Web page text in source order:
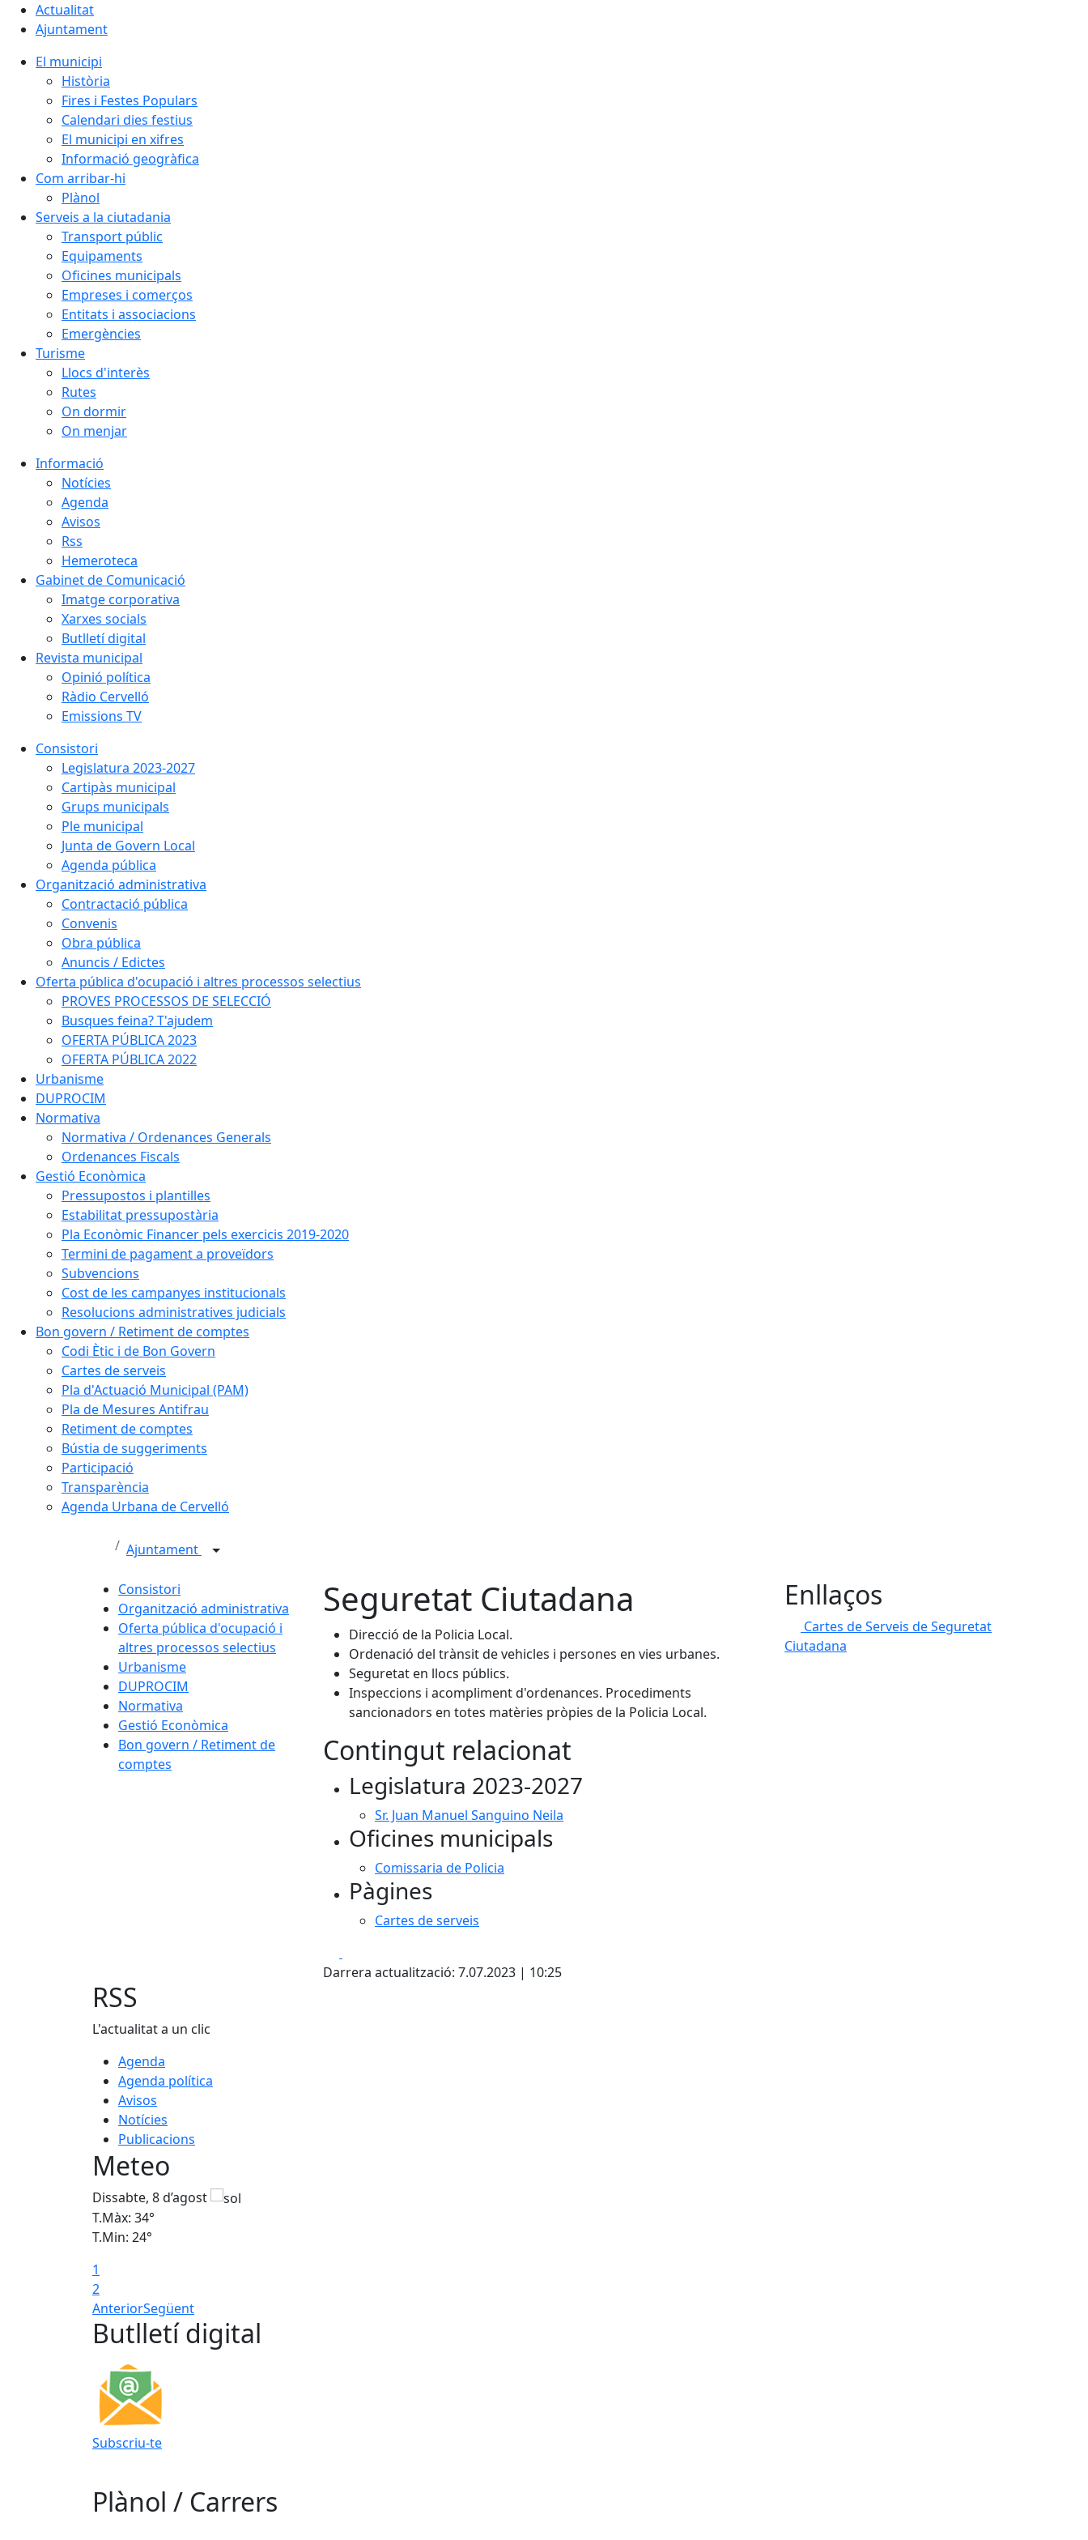
Actualitat
Ajuntament
El municipi
Història
Fires i Festes Populars
Calendari dies festius
El municipi en xifres
Informació geogràfica
Com arribar-hi
Plànol
Serveis a la ciutadania
Transport públic
Equipaments
Oficines municipals
Empreses i comerços
Entitats i associacions
Emergències
Turisme
Llocs d'interès
Rutes
On dormir
On menjar
Informació
Notícies
Agenda
Avisos
Rss
Hemeroteca
Gabinet de Comunicació
Imatge corporativa
Xarxes socials
Butlletí digital
Revista municipal
Opinió política
Ràdio Cervelló
Emissions TV
Consistori
Legislatura 2023-2027
Cartipàs municipal
Grups municipals
Ple municipal
Junta de Govern Local
Agenda pública
Organització administrativa
Contractació pública
Convenis
Obra pública
Anuncis / Edictes
Oferta pública d'ocupació i altres processos selectius
PROVES PROCESSOS DE SELECCIÓ
Busques feina? T'ajudem
OFERTA PÚBLICA 2023
OFERTA PÚBLICA 2022
Urbanisme
DUPROCIM
Normativa
Normativa / Ordenances Generals
Ordenances Fiscals
Gestió Econòmica
Pressupostos i plantilles
Estabilitat pressupostària
Pla Econòmic Financer pels exercicis 2019-2020
Termini de pagament a proveïdors
Subvencions
Cost de les campanyes institucionals
Resolucions administratives judicials
Bon govern / Retiment de comptes
Codi Ètic i de Bon Govern
Cartes de serveis
Pla d'Actuació Municipal (PAM)
Pla de Mesures Antifrau
Retiment de comptes
Bústia de suggeriments
Participació
Transparència
Agenda Urbana de Cervelló
Ajuntament
Consistori
Organització administrativa
Oferta pública d'ocupació i
altres processos selectius
Urbanisme
DUPROCIM
Normativa
Gestió Econòmica
Bon govern / Retiment de
comptes
Seguretat Ciutadana
Direcció de la Policia Local.
Ordenació del trànsit de vehicles i persones en vies urbanes.
Seguretat en llocs públics.
Inspeccions i acompliment d'ordenances. Procediments
sancionadors en totes matèries pròpies de la Policia Local.
Contingut relacionat
Legislatura 2023-2027
Sr. Juan Manuel Sanguino Neila
Oficines municipals
Comissaria de Policia
Pàgines
Cartes de serveis
Darrera actualització: 7.07.2023 | 10:25
Enllaços
Cartes de Serveis de Seguretat
Ciutadana
RSS
L'actualitat a un clic
Agenda
Agenda política
Avisos
Notícies
Publicacions
Meteo
Dissabte, 8 d’agost
T.Màx: 34°
T.Min: 24°
1
2
AnteriorSegüent
Butlletí digital
Subscriu-te
Plànol / Carrers